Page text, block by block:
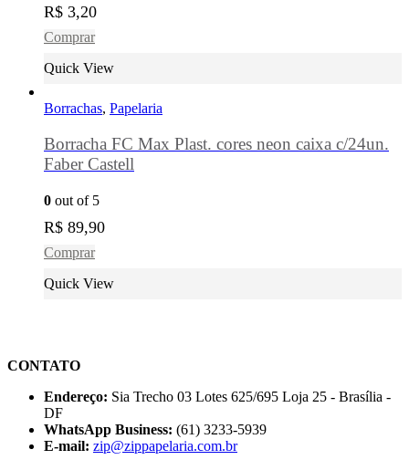
R$ 3,20
Comprar
Quick View
Borrachas, Papelaria
Borracha FC Max Plast. cores neon caixa c/24un.
Faber Castell
0 out of 5
R$ 89,90
Comprar
Quick View
CONTATO
Endereço: Sia Trecho 03 Lotes 625/695 Loja 25 - Brasília -
DF
WhatsApp Business: (61) 3233-5939
E-mail: zip@zippapelaria.com.br